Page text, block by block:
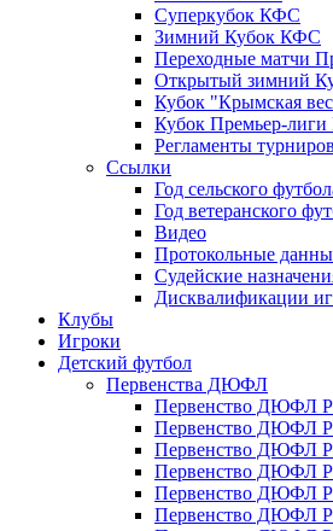
Суперкубок КФС
Зимний Кубок КФС
Переходные матчи
Открытый зимний
Кубок "Крымская
Кубок Премьер-
Регламенты
Ссылки
Год сельского
Год ветеранского
Видео
Протокольные
Судейские
Дисквалификации
Клубы
Игроки
Детский футбол
Первенства ДЮФЛ
Первенство ДЮФЛ
Первенство ДЮФЛ
Первенство ДЮФЛ
Первенство ДЮФЛ
Первенство ДЮФЛ
Первенство ДЮФЛ